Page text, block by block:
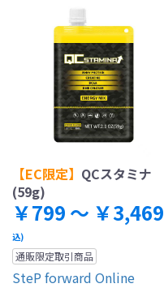
【EC限定】 QCスタミナ
(59g)
￥799 ～ ￥3,469
込)
通販限定取引商品
SteP forward Online